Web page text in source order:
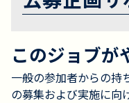
このジョブが
一般の参加者からの持
の募集および実施に向